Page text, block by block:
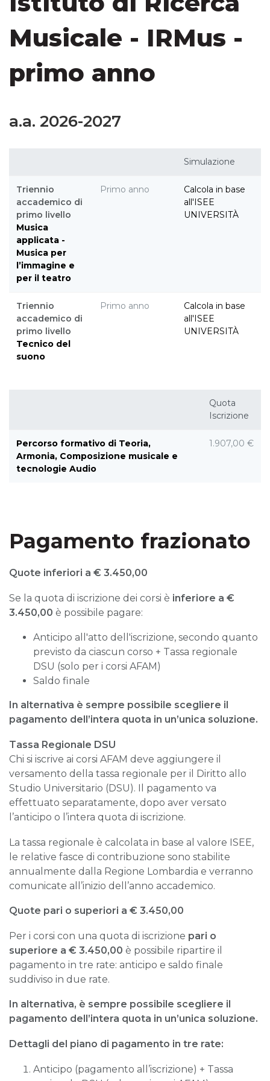
Musicale - IRMus -
primo anno
a.a. 2026-2027
Simulazione
Triennio
accademico di
primo livello
Musica
applicata -
Musica per
l’immagine e
per il teatro
Primo anno
Calcola in base
all'ISEE
UNIVERSITÀ
Triennio
accademico di
primo livello
Tecnico del
suono
Primo anno
Calcola in base
all'ISEE
UNIVERSITÀ
Quota
Iscrizione
Percorso formativo di Teoria,
Armonia, Composizione musicale e
tecnologie Audio
1.907,00 €
Pagamento frazionato
Quote inferiori a € 3.450,00
Se la quota di iscrizione dei corsi è inferiore a €
3.450,00 è possibile pagare:
Anticipo all'atto dell'iscrizione, secondo quanto
previsto da ciascun corso + Tassa regionale
DSU (solo per i corsi AFAM)
Saldo finale
In alternativa è sempre possibile scegliere il
pagamento dell’intera quota in un’unica soluzione.
Tassa Regionale DSU
Chi si iscrive ai corsi AFAM deve aggiungere il
versamento della tassa regionale per il Diritto allo
Studio Universitario (DSU). Il pagamento va
effettuato separatamente, dopo aver versato
l’anticipo o l’intera quota di iscrizione.
La tassa regionale è calcolata in base al valore ISEE,
le relative fasce di contribuzione sono stabilite
annualmente dalla Regione Lombardia e verranno
comunicate all’inizio dell’anno accademico.
Quote pari o superiori a € 3.450,00
Per i corsi con una quota di iscrizione pari o
superiore a € 3.450,00 è possibile ripartire il
pagamento in tre rate: anticipo e saldo finale
suddiviso in due rate.
In alternativa, è sempre possibile scegliere il
pagamento dell’intera quota in un’unica soluzione.
Dettagli del piano di pagamento in tre rate:
Anticipo (pagamento all’iscrizione) + Tassa